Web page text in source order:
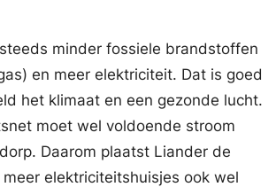
minder fossiele brandstoffen
en meer elektriciteit. Dat is goed
het klimaat en een gezonde lucht.
moet wel voldoende stroom
Daarom plaatst Liander de
elektriciteitshuisjes ook wel